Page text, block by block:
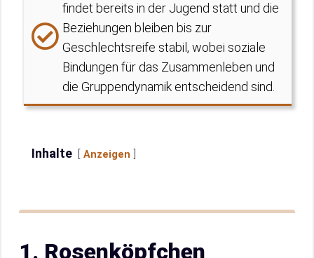
findet bereits in der Jugend statt und die
Beziehungen bleiben bis zur
Geschlechtsreife stabil, wobei soziale
Bindungen für das Zusammenleben und
die Gruppendynamik entscheidend sind.
Inhalte Anzeigen
1. Rosenköpfchen